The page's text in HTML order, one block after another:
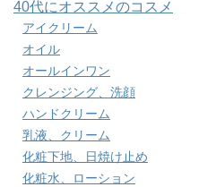
40代にオススメのコスメ
アイクリーム
オイル
オールインワン
クレンジング、洗顔
ハンドクリーム
乳液、クリーム
化粧下地、日焼け止め
化粧水、ローション